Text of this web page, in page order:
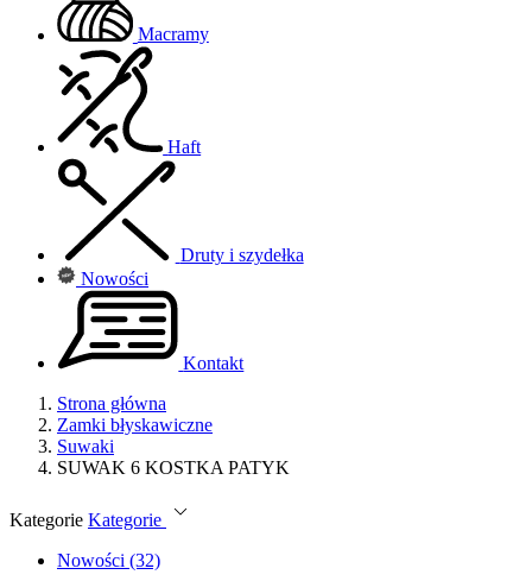
Macramy
Haft
Druty i szydełka
Nowości
Kontakt
Strona główna
Zamki błyskawiczne
Suwaki
SUWAK 6 KOSTKA PATYK
Kategorie Kategorie
Nowości (32)